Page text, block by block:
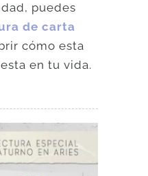
puedes
de carta
cómo esta
en tu vida.